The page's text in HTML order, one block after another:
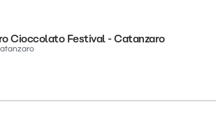
Cioccolato Festival - Catanzaro